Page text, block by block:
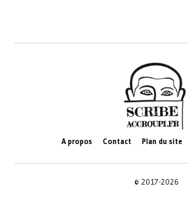
A propos Contact Plan du site
© 2017-2026